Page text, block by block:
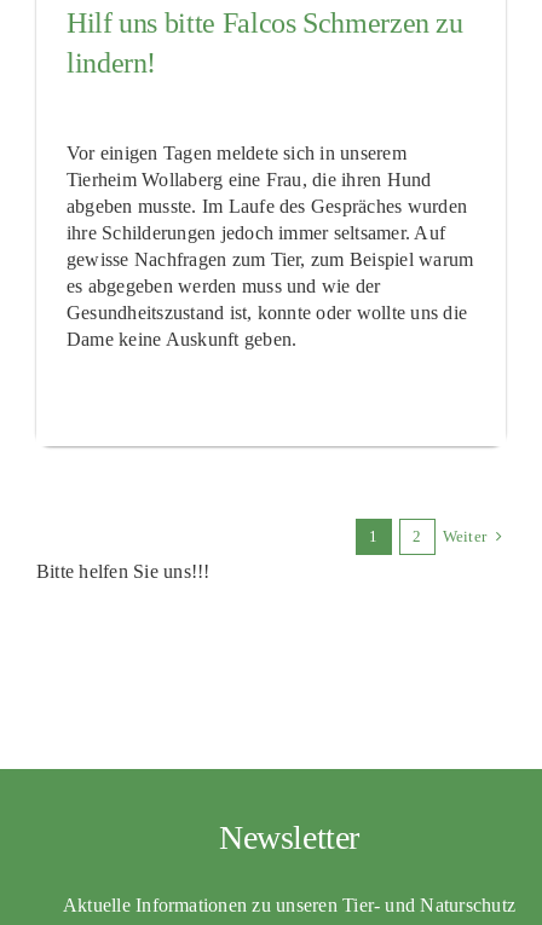
Hilf uns bitte Falcos Schmerzen zu
lindern!
Vor einigen Tagen meldete sich in unserem
Tierheim Wollaberg eine Frau, die ihren Hund
abgeben musste. Im Laufe des Gespräches wurden
ihre Schilderungen jedoch immer seltsamer. Auf
gewisse Nachfragen zum Tier, zum Beispiel warum
es abgegeben werden muss und wie der
Gesundheitszustand ist, konnte oder wollte uns die
Dame keine Auskunft geben.
1 2 Weiter
Bitte helfen Sie uns!!!
Newsletter
Aktuelle Informationen zu unseren Tier- und Naturschutz